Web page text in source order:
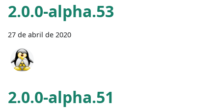
2.0.0-alpha.53
27 de abril de 2020
2.0.0-alpha.51